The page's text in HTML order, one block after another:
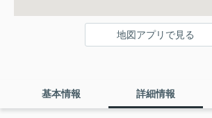
地図アプリで見る
基本情報 詳細情報